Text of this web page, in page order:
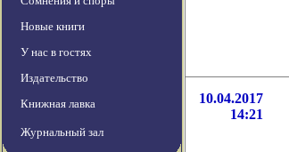
Новые книги
У нас в гостях
Издательство
Книжная лавка
Журнальный зал
10.04.2017
14:21